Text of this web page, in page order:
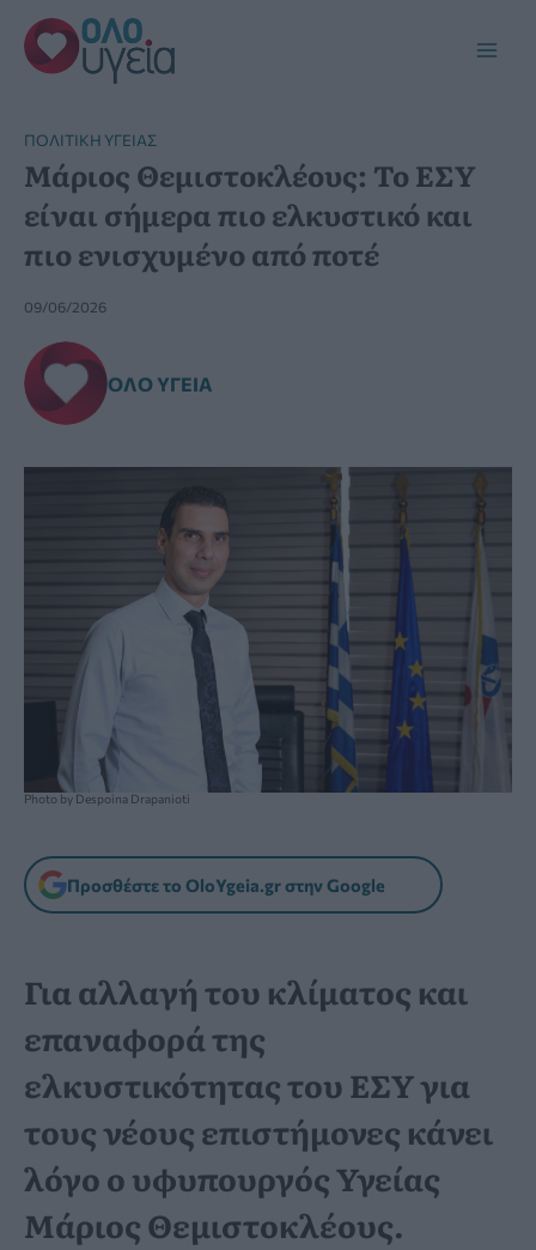
Μετάβαση
στο
περιεχόμενο
ΠΟΛΙΤΙΚΉ ΥΓΕΊΑΣ
Μάριος Θεμιστοκλέους: Το ΕΣΥ
είναι σήμερα πιο ελκυστικό και
πιο ενισχυμένο από ποτέ
09/06/2026
ΌΛΟ ΥΓΕΊΑ
Photo by Despoina Drapanioti
Προσθέστε το OloYgeia.gr στην Google
Για αλλαγή του κλίματος και
επαναφορά της
ελκυστικότητας του ΕΣΥ για
τους νέους επιστήμονες κάνει
λόγο ο υφυπουργός Υγείας
Μάριος Θεμιστοκλέους.